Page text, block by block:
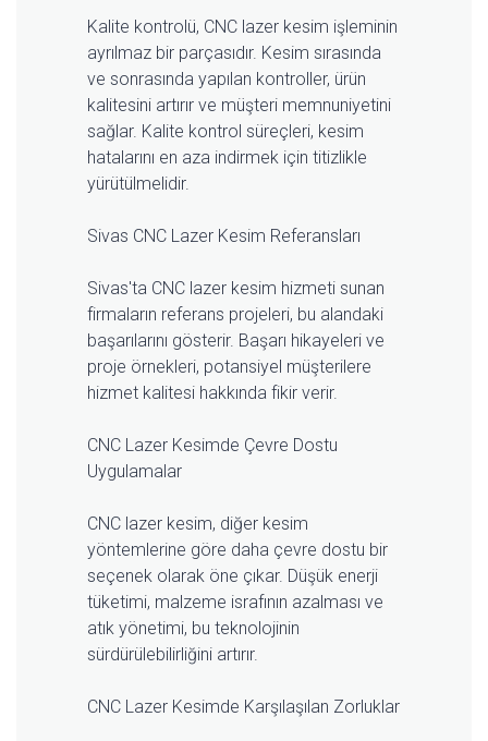
Kalite kontrolü, CNC lazer kesim işleminin
ayrılmaz bir parçasıdır. Kesim sırasında
ve sonrasında yapılan kontroller, ürün
kalitesini artırır ve müşteri memnuniyetini
sağlar. Kalite kontrol süreçleri, kesim
hatalarını en aza indirmek için titizlikle
yürütülmelidir.
Sivas CNC Lazer Kesim Referansları
Sivas'ta CNC lazer kesim hizmeti sunan
firmaların referans projeleri, bu alandaki
başarılarını gösterir. Başarı hikayeleri ve
proje örnekleri, potansiyel müşterilere
hizmet kalitesi hakkında fikir verir.
CNC Lazer Kesimde Çevre Dostu
Uygulamalar
CNC lazer kesim, diğer kesim
yöntemlerine göre daha çevre dostu bir
seçenek olarak öne çıkar. Düşük enerji
tüketimi, malzeme israfının azalması ve
atık yönetimi, bu teknolojinin
sürdürülebilirliğini artırır.
CNC Lazer Kesimde Karşılaşılan Zorluklar